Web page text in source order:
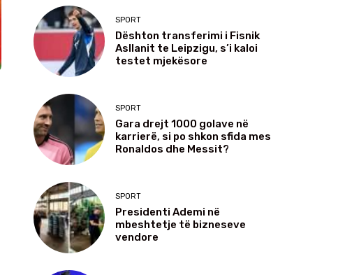
SPORT
Dështon transferimi i Fisnik
Asllanit te Leipzigu, s’i kaloi
testet mjekësore
SPORT
Gara drejt 1000 golave në
karrierë, si po shkon sfida mes
Ronaldos dhe Messit?
SPORT
Presidenti Ademi në
mbeshtetje të bizneseve
vendore